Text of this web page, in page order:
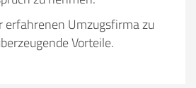
erfahrenen Umzugsfirma zu
Vorteile.